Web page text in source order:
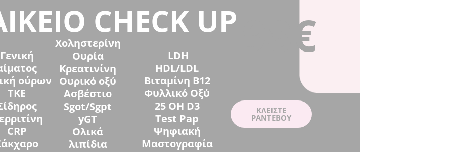
CHECK UP 98€
Γενική
ούρων
ΤΚΕ
CRP
Χοληστερίνη
Ουρία
Κρεατινίνη
Ουρικό οξύ
Ασβέστιο
Sgot/Sgpt
yGT
Ολικά
λιπίδια
LDH
HDL/LDL
Βιταμίνη Β12
Φυλλικό Οξύ
25 OH D3
Test Pap
Ψηφιακή
Μαστογραφία
ΚΛΕIΣΤΕ
ΡΑΝΤΕΒΟY